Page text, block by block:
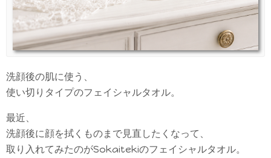
洗顔後の肌に使う、
使い切りタイプのフェイシャルタオル。
最近、
洗顔後に顔を拭くものまで見直したくなって、
取り入れてみたのがSokaitekiのフェイシャルタオル。